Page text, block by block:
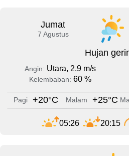
Jumat
7 Agustus
Hujan
Angin: Utara, 2.9 m/s
Kelembaban: 60 %
Pagi +20°C Malam +25°C
05:26 20:15